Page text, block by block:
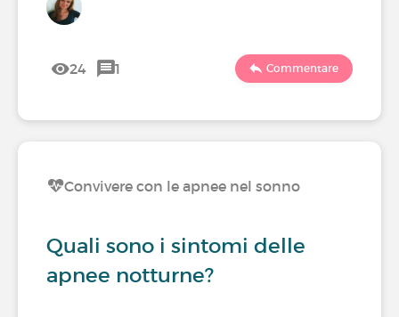
24 1 Commentare
Convivere con le apnee nel sonno
Quali sono i sintomi delle
apnee notturne?